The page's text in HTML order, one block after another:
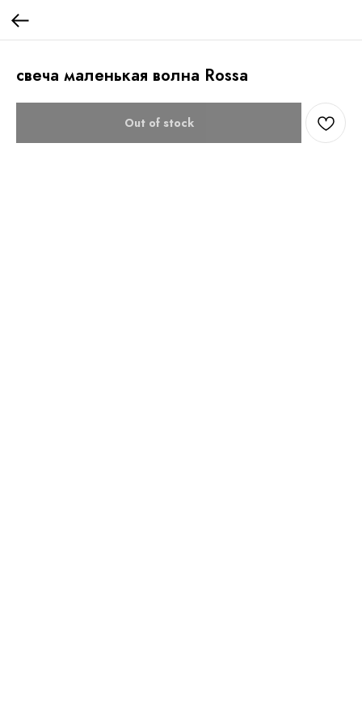
свеча маленькая волна Rossa
Out of stock